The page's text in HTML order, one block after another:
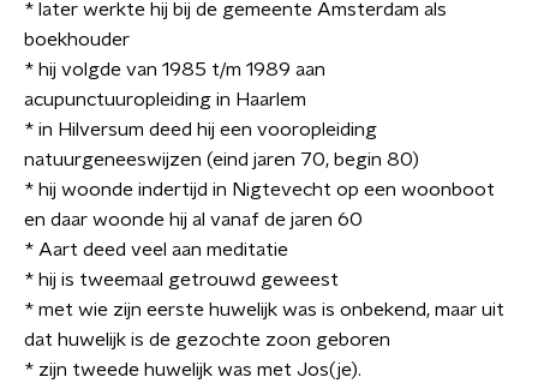
* later werkte hij bij de gemeente Amsterdam als
boekhouder
* hij volgde van 1985 t/m 1989 aan
acupunctuuropleiding in Haarlem
* in Hilversum deed hij een vooropleiding
natuurgeneeswijzen (eind jaren 70, begin 80)
* hij woonde indertijd in Nigtevecht op een woonboot
en daar woonde hij al vanaf de jaren 60
* Aart deed veel aan meditatie
* hij is tweemaal getrouwd geweest
* met wie zijn eerste huwelijk was is onbekend, maar uit
dat huwelijk is de gezochte zoon geboren
* zijn tweede huwelijk was met Jos(je).